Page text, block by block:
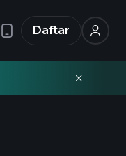
Daftar